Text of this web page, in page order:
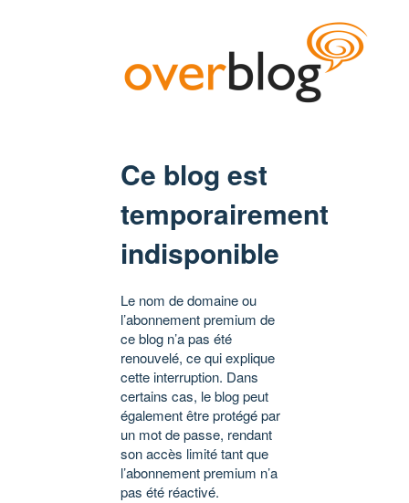
Ce blog est
temporairement
indisponible
Le nom de domaine ou
l’abonnement premium de
ce blog n’a pas été
renouvelé, ce qui explique
cette interruption. Dans
certains cas, le blog peut
également être protégé par
un mot de passe, rendant
son accès limité tant que
l’abonnement premium n’a
pas été réactivé.